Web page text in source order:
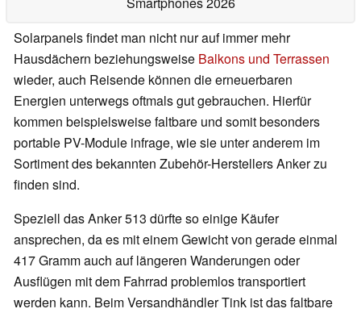
Solarpanels findet man nicht nur auf immer mehr
Hausdächern beziehungsweise Balkons und Terrassen
wieder, auch Reisende können die erneuerbaren
Energien unterwegs oftmals gut gebrauchen. Hierfür
kommen beispielsweise faltbare und somit besonders
portable PV-Module infrage, wie sie unter anderem im
Sortiment des bekannten Zubehör-Herstellers Anker zu
finden sind.
Speziell das Anker 513 dürfte so einige Käufer
ansprechen, da es mit einem Gewicht von gerade einmal
417 Gramm auch auf längeren Wanderungen oder
Ausflügen mit dem Fahrrad problemlos transportiert
werden kann. Beim Versandhändler Tink ist das faltbare